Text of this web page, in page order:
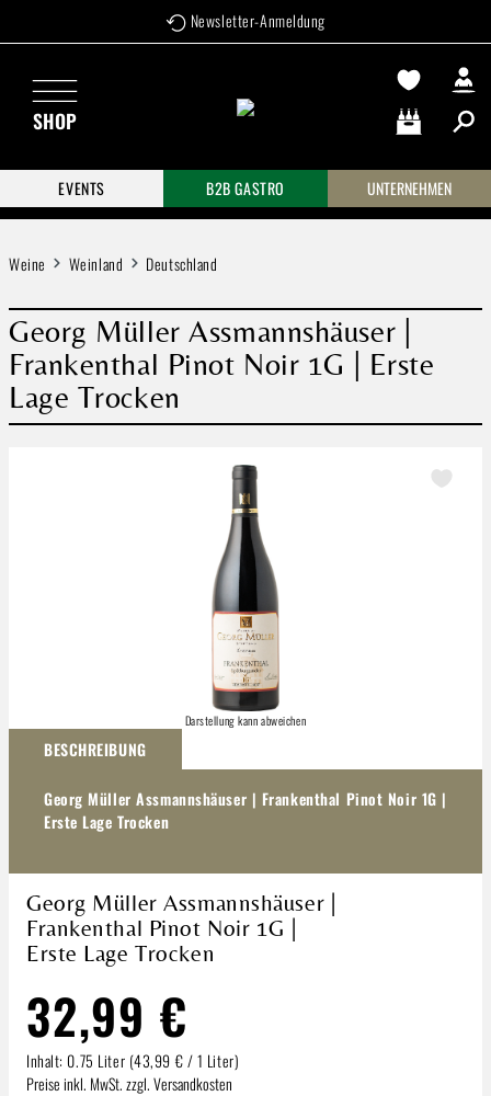
Zum Hauptinhalt springen Newsletter-Anmeldung
SHOP
Warenkorb
EVENTS
B2B GASTRO UNTERNEHMEN
Weine Weinland Deutschland
Georg Müller Assmannshäuser |
Frankenthal Pinot Noir 1G | Erste
Lage Trocken
Darstellung kann abweichen
BESCHREIBUNG
Georg Müller Assmannshäuser | Frankenthal Pinot Noir 1G |
Erste Lage Trocken
Georg Müller Assmannshäuser |
Frankenthal Pinot Noir 1G |
Erste Lage Trocken
32,99 €
Inhalt: 0.75 Liter (43,99 € / 1 Liter)
Preise inkl. MwSt. zzgl. Versandkosten